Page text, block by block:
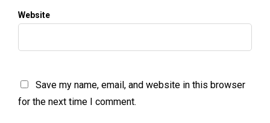
Website
Save my name, email, and website in this browser
for the next time I comment.